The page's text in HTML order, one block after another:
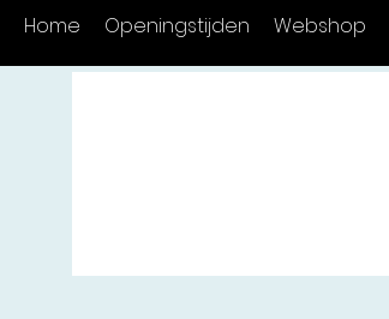
Home Openingstijden Webshop